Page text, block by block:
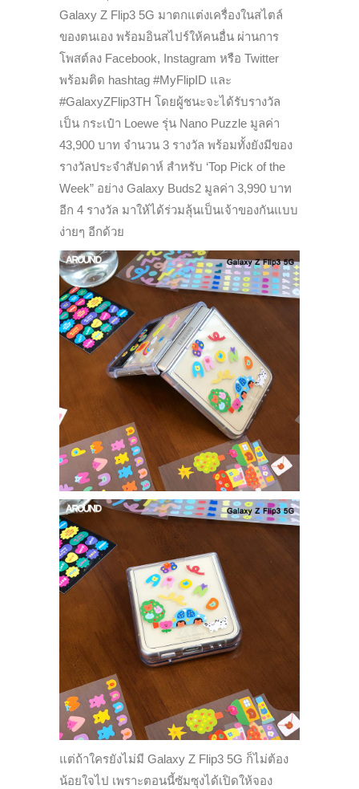
Galaxy Z Flip3 5G มาตกแต่งเครื่องในสไตล์
ของตนเอง พร้อมอินสไปร์ให้คนอื่น ผ่านการ
โพสต์ลง Facebook, Instagram หรือ Twitter
พร้อมติด hashtag #MyFlipID และ
#GalaxyZFlip3TH โดยผู้ชนะจะได้รับรางวัล
เป็น กระเป๋า Loewe รุ่น Nano Puzzle มูลค่า
43,900 บาท จำนวน 3 รางวัล พร้อมทั้งยังมีของ
รางวัลประจำสัปดาห์ สำหรับ ‘Top Pick of the
Week” อย่าง Galaxy Buds2 มูลค่า 3,990 บาท
อีก 4 รางวัล มาให้ได้ร่วมลุ้นเป็นเจ้าของกันแบบ
ง่ายๆ อีกด้วย
แต่ถ้าใครยังไม่มี Galaxy Z Flip3 5G ก็ไม่ต้อง
น้อยใจไป เพราะตอนนี้ซัมซุงได้เปิดให้จอง